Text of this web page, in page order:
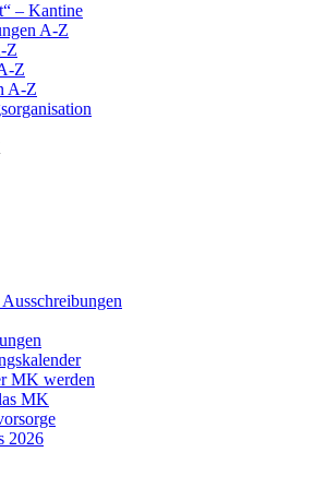
– Kantine
A-Z
Z
Z
A-Z
MK werden
MK
2026